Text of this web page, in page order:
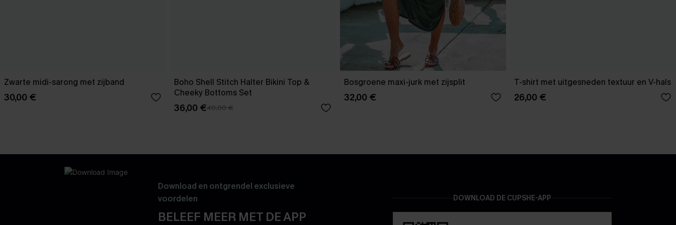
Zwarte midi-sarong met zijband
30,00 €
Boho Shell Stitch Halter Bikini Top &
Cheeky Bottoms Set
36,00 €40,00 €
Bosgroene maxi-jurk met zijsplit
32,00 €
T-shirt met uitgesneden textuur en V-hals
26,00 €
Download en ontgrendel exclusieve
voordelen
BELEEF MEER MET DE APP
DOWNLOAD DE CUPSHE-APP